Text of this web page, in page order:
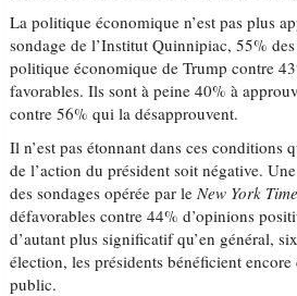
La politique économique n’est pas plus
sondage de l’Institut Quinnipiac, 55%
politique économique de Trump contre
favorables. Ils sont à peine 40% à
contre 56% qui la désapprouvent.
Il n’est pas étonnant dans ces conditions
de l’action du président soit négative.
des sondages opérée par leNew York
défavorables contre 44% d’opinions
d’autant plus significatif qu’en général,
élection, les présidents bénéficient
public.